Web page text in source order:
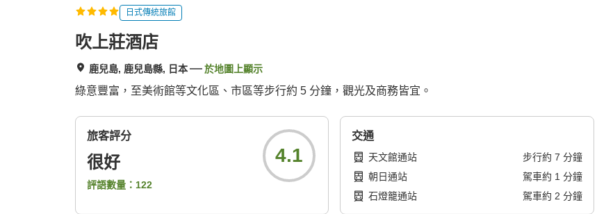
日式傳統旅館
吹上莊酒店
鹿兒島, 鹿兒島縣, 日本 於地圖上顯示
綠意豐富，至美術館等文化區、市區等步行約 5 分鐘，觀光及商務皆宜。
旅客評分
很好
評語數量： 122
4.1
交通
天文館通站 步行約 7 分鐘
朝日通站
駕車約 1 分鐘
石燈籠通站
駕車約 2 分鐘